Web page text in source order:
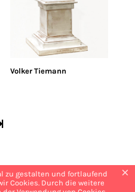
zu gestalten und fortlaufend
Cookies. Durch die weitere
×
Volker Tiemann
page